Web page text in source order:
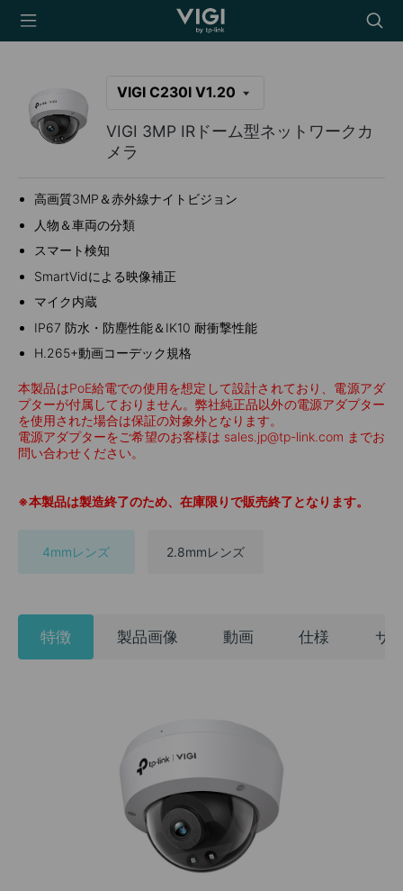
TP-Link, Reliably
icon
VIGI C230I V1.20
VIGI 3MP IRドーム型ネットワークカ
メラ
高画質3MP＆赤外線ナイトビジョン
人物＆車両の分類
スマート検知
SmartVidによる映像補正
マイク内蔵
IP67 防水・防塵性能＆IK10 耐衝撃性能
H.265+動画コーデック規格
本製品はPoE給電での使用を想定して設計されており、電源アダ
プターが付属しておりません。弊社純正品以外の電源アダプター
を使用された場合は保証の対象外となります。
電源アダプターをご希望のお客様は sales.jp@tp-link.com までお
問い合わせください。
※本製品は製造終了のため、在庫限りで販売終了となります。
4mmレンズ 2.8mmレンズ
特徴 製品画像 動画 仕様 サ